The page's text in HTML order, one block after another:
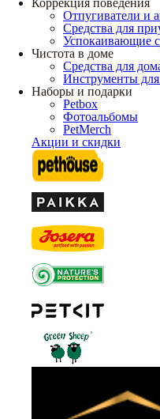
Коррекция поведения
Отпугиватели и
Средства для
Успокаивающие
Чистота в доме
Средства для
Инструменты
Наборы и подарки
Petbox
Фотоальбомы
PetMerch
Акции и скидки